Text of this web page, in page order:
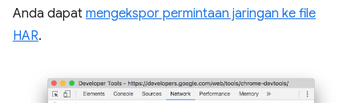
Anda dapat mengekspor permintaan jaringan ke file
HAR.